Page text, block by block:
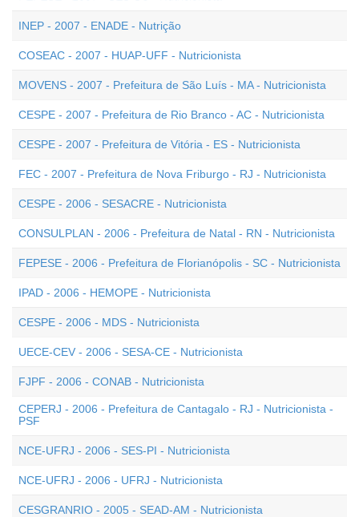
INEP - 2007 - ENADE - Nutrição
COSEAC - 2007 - HUAP-UFF - Nutricionista
MOVENS - 2007 - Prefeitura de São Luís - MA - Nutricionista
CESPE - 2007 - Prefeitura de Rio Branco - AC - Nutricionista
CESPE - 2007 - Prefeitura de Vitória - ES - Nutricionista
FEC - 2007 - Prefeitura de Nova Friburgo - RJ - Nutricionista
CESPE - 2006 - SESACRE - Nutricionista
CONSULPLAN - 2006 - Prefeitura de Natal - RN - Nutricionista
FEPESE - 2006 - Prefeitura de Florianópolis - SC - Nutricionista
IPAD - 2006 - HEMOPE - Nutricionista
CESPE - 2006 - MDS - Nutricionista
UECE-CEV - 2006 - SESA-CE - Nutricionista
FJPF - 2006 - CONAB - Nutricionista
CEPERJ - 2006 - Prefeitura de Cantagalo - RJ - Nutricionista -
PSF
NCE-UFRJ - 2006 - SES-PI - Nutricionista
NCE-UFRJ - 2006 - UFRJ - Nutricionista
CESGRANRIO - 2005 - SEAD-AM - Nutricionista